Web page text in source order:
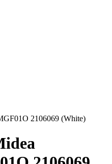
2106069 (White)